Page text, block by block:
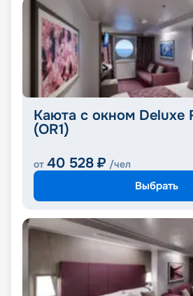
Каюта с окном Deluxe
(OR1)
от 40 528 ₽ /чел
Выбрать